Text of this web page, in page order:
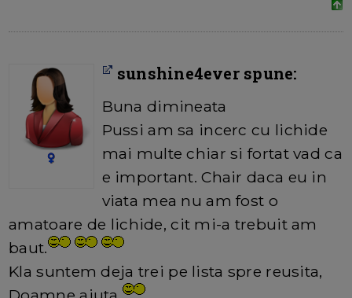
sunshine4ever spune:
Buna dimineata
Pussi am sa incerc cu lichide
mai multe chiar si fortat vad ca
e important. Chair daca eu in
viata mea nu am fost o
amatoare de lichide, cit mi-a trebuit am
baut.
Kla suntem deja trei pe lista spre reusita,